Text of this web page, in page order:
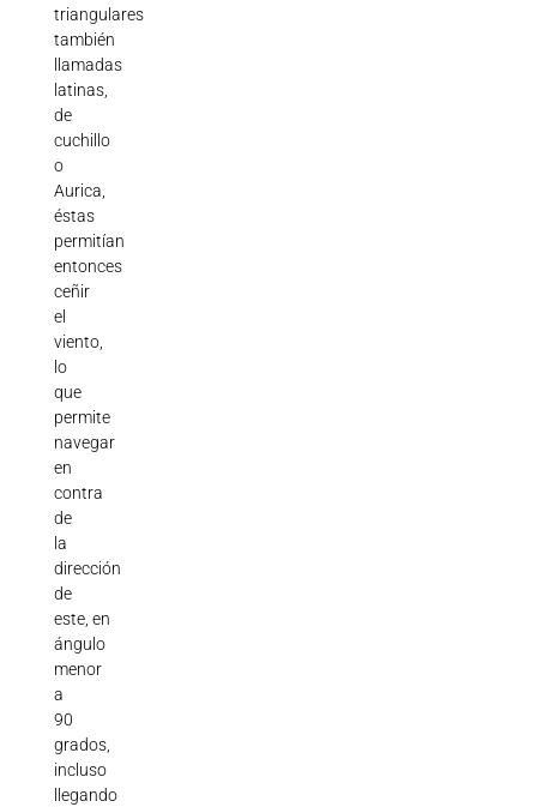
triangulares
también
llamadas
latinas,
de
cuchillo
o
Aurica,
éstas
permitían
entonces
ceñir
el
viento,
lo
que
permite
navegar
en
contra
de
la
dirección
de
este, en
ángulo
menor
a
90
grados,
incluso
llegando